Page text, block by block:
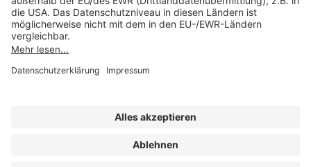
Impressum
Datenschutz